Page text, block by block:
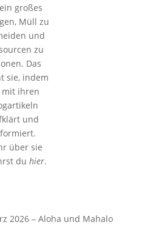
großes
Müll zu
und
zu
Das
sie, indem
mit ihren
und
über sie
duhier.
2026 – Aloha und Mahalo